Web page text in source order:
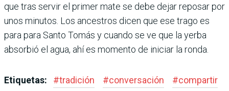
que tras servir el primer mate se debe dejar reposar por
unos minutos. Los ancestros dicen que ese trago es
para para Santo Tomás y cuando se ve que la yerba
absorbió el agua, ahí es momento de iniciar la ronda.
Etiquetas: #tradición #conversación #compartir